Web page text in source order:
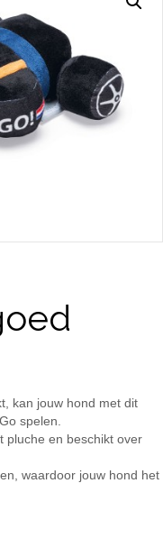
kan jouw hond met dit
spelen.
pluche en beschikt over
waardoor jouw hond het